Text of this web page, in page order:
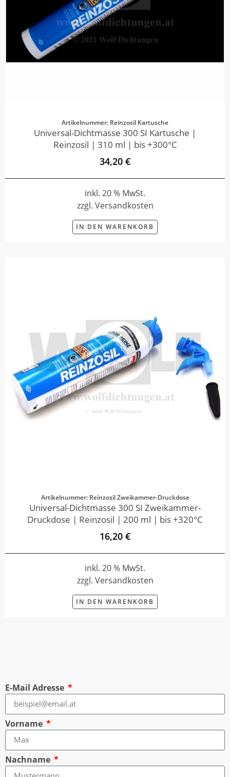
Artikelnummer: Reinzosil Kartusche
Universal-Dichtmasse 300 SI Kartusche |
Reinzosil | 310 ml | bis +300°C
34,20 €
inkl. 20 % MwSt.
zzgl. Versandkosten
IN DEN WARENKORB
Artikelnummer: Reinzosil Zweikammer-Druckdose
Universal-Dichtmasse 300 SI Zweikammer-
Druckdose | Reinzosil | 200 ml | bis +320°C
16,20 €
inkl. 20 % MwSt.
zzgl. Versandkosten
IN DEN WARENKORB
E-Mail Adresse
Vorname
Nachname